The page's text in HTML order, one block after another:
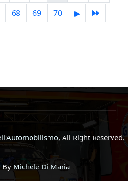
68 69 70
, All Right Reserved.
By Michele Di Maria